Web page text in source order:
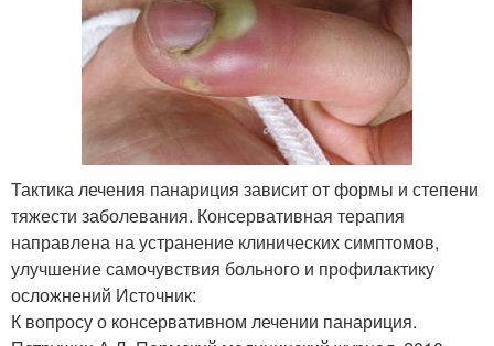
Тактика лечения панариция зависит от формы и степени
тяжести заболевания. Консервативная терапия
направлена на устранение клинических симптомов,
улучшение самочувствия больного и профилактику
осложнений Источник:
К вопросу о консервативном лечении панариция.